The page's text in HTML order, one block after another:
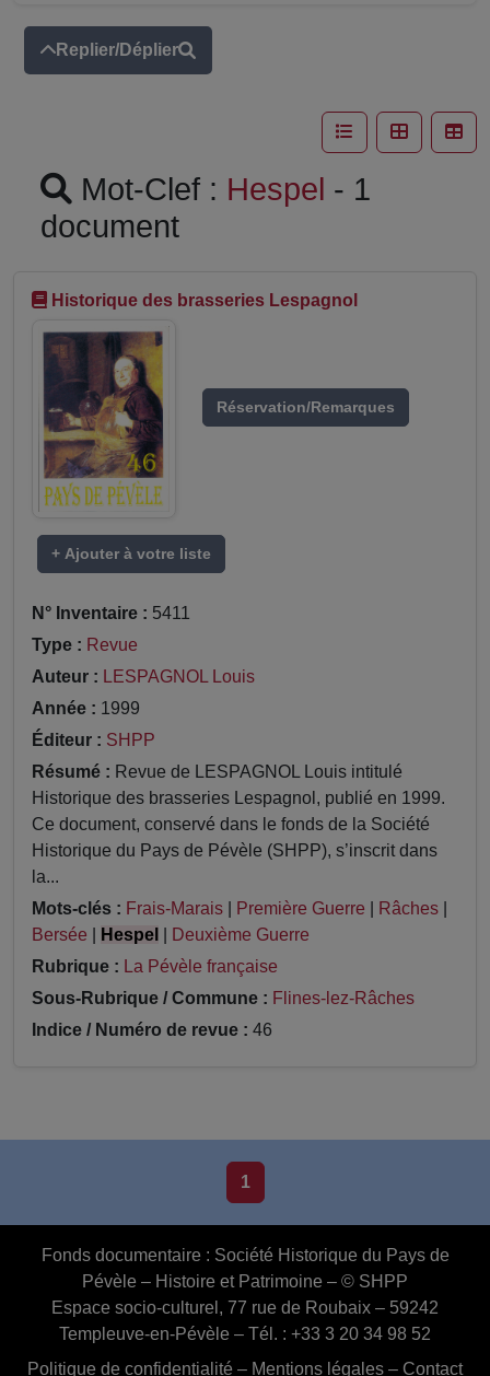
Replier/Déplier
Mot-Clef : Hespel - 1
document
Historique des brasseries Lespagnol
Réservation/Remarques
+ Ajouter à votre liste
N° Inventaire : 5411
Type : Revue
Auteur : LESPAGNOL Louis
Année : 1999
Éditeur : SHPP
Résumé : Revue de LESPAGNOL Louis intitulé
Historique des brasseries Lespagnol, publié en 1999.
Ce document, conservé dans le fonds de la Société
Historique du Pays de Pévèle (SHPP), s’inscrit dans
la...
Mots-clés : Frais-Marais Première Guerre Râches
Bersée
Hespel
Deuxième Guerre
Rubrique : La Pévèle française
Sous-Rubrique / Commune : Flines-lez-Râches
Indice / Numéro de revue : 46
1
Fonds documentaire : Société Historique du Pays de
Pévèle – Histoire et Patrimoine – © SHPP
Espace socio-culturel, 77 rue de Roubaix – 59242
Templeuve-en-Pévèle – Tél. : +33 3 20 34 98 52
Politique de confidentialité – Mentions légales – Contact